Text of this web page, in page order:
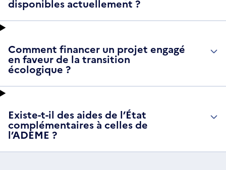
disponibles actuellement ?
Comment financer un projet engagé
en faveur de la transition
écologique ?
Existe-t-il des aides de l’État
complémentaires à celles de
l’ADEME ?